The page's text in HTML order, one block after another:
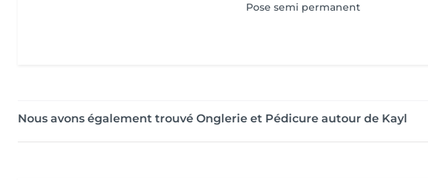
Pose semi permanent
Nous avons également trouvé Onglerie et Pédicure autour de Kayl